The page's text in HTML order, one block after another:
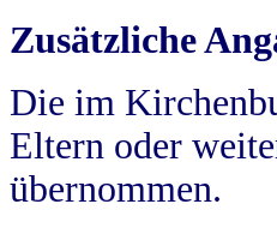
Zusätzliche
Die im
Eltern oder
übernommen.